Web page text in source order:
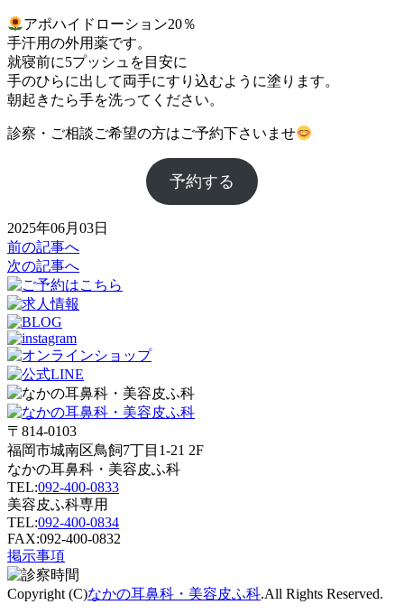
アポハイドローション20％
手汗用の外用薬です。
就寝前に5プッシュを目安に
手のひらに出して両手にすり込むように塗ります。
朝起きたら手を洗ってください。
診察・ご相談ご希望の方はご予約下さいませ
予約する
2025年06月03日
前の記事へ
次の記事へ
〒814-0103
福岡市城南区鳥飼7丁目1-21 2F
なかの耳鼻科・美容皮ふ科
TEL:092-400-0833
美容皮ふ科専用
TEL:092-400-0834
FAX:092-400-0832
掲示事項
Copyright (C)なかの耳鼻科・美容皮ふ科.All Rights Reserved.